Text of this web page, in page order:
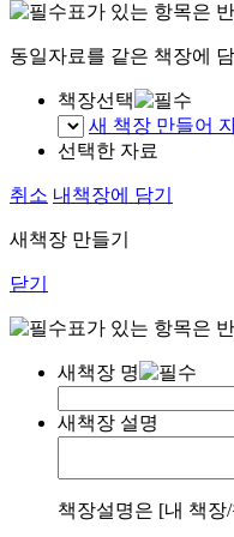
표가 있는 항목은
동일자료를 같은 책장에
책장선택
새 책장 만들어
선택한 자료
취소 내책장에 담기
새책장 만들기
닫기
표가 있는 항목은
새책장 명
새책장 설명
책장설명은 [내 책장